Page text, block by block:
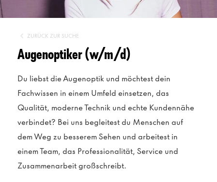
ZURÜCK ZUR SUCHE
Augenoptiker (w/m/d)
Du liebst die Augenoptik und möchtest dein
Fachwissen in einem Umfeld einsetzen, das
Qualität, moderne Technik und echte Kundennähe
verbindet? Bei uns begleitest du Menschen auf
dem Weg zu besserem Sehen und arbeitest in
einem Team, das Professionalität, Service und
Zusammenarbeit großschreibt.